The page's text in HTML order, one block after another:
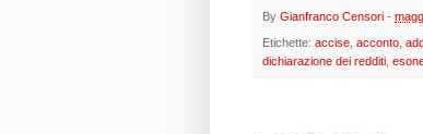
By Gianfranco Censori -
Etichette: accise acconto
dichiarazione dei redditi